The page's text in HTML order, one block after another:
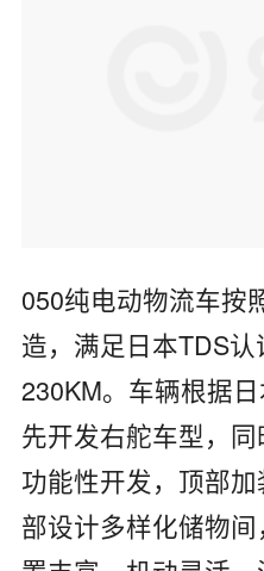
050纯电动物流车按
造，满足日本TDS
230KM。车辆根据
先开发右舵车型，
功能性开发，顶部
部设计多样化储物